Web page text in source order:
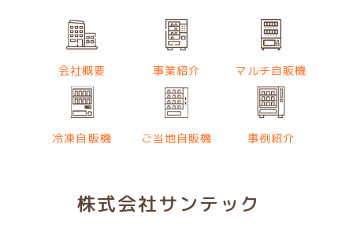
会社概要 事業紹介 マルチ自販機
冷凍自販機 ご当地自販機 事例紹介
株式会社サンテック